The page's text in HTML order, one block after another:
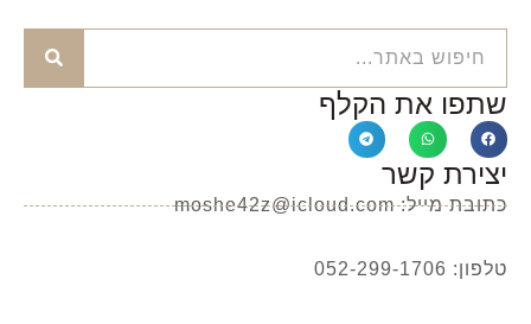
יצירת קשר
כתובת מייל: moshe42z@icloud.com
טלפון: 052-299-1706
שתפו את הקלף